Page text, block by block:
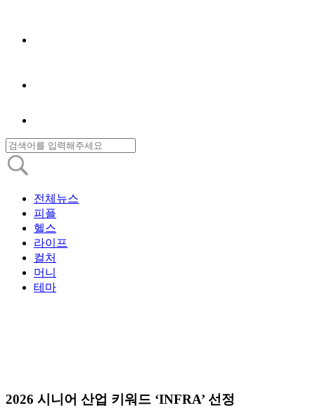
전체뉴스
피플
헬스
라이프
컬처
머니
테마
2026 시니어 산업 키워드 ‘INFRA’ 선정